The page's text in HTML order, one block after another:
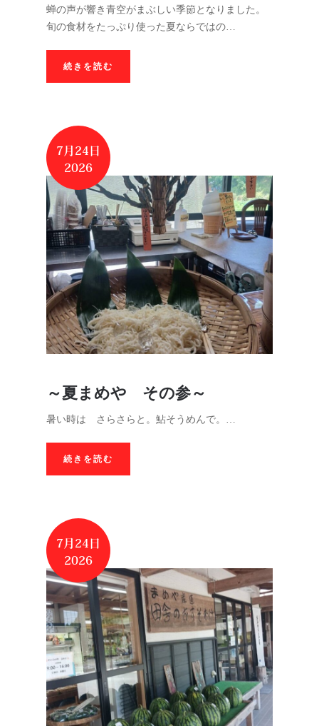
蝉の声が響き青空がまぶしい季節となりました。
旬の食材をたっぷり使った夏ならではの…
続きを読む
7月24日
2026
～夏まめや その参～
暑い時は さらさらと。鮎そうめんで。…
続きを読む
7月24日
2026